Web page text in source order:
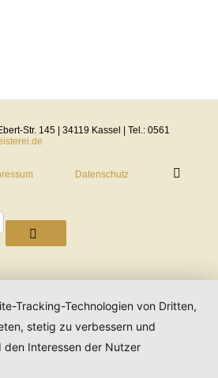
Str. 145 | 34119 Kassel | Tel.: 0561
Datenschutz
Tracking-Technologien von Dritten,
stetig zu verbessern und
den Interessen der Nutzer